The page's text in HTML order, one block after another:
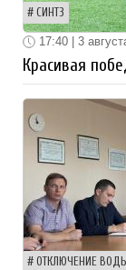
СИНТЗ
17:40 | 3
Красивая
ОТКЛЮЧЕНИЕ ВОДЫ